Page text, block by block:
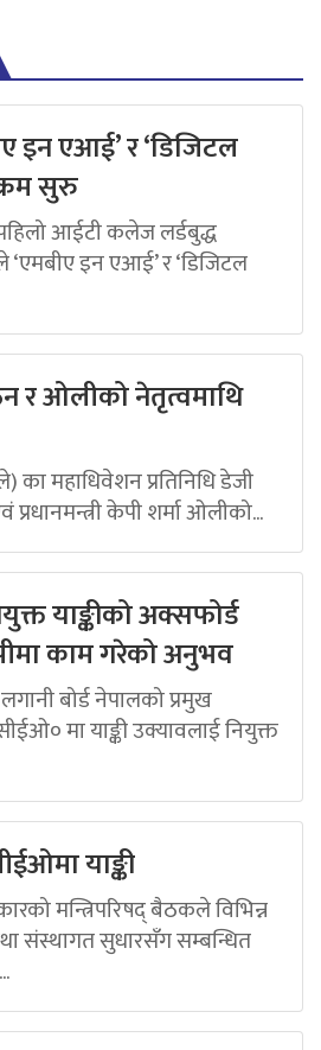
इन एआई’ र ‘डिजिटल
सुरु
आईटी कलेज लर्डबुद्ध
इन एआई’ र ‘डिजिटल
र ओलीको नेतृत्वमाथि
महाधिवेशन प्रतिनिधि डेजी
प्रधानमन्त्री केपी शर्मा ओलीको...
याङ्कीको अक्सफोर्ड
काम गरेको अनुभव
बोर्ड नेपालको प्रमुख
मा याङ्की उक्यावलाई नियुक्त
याङ्की
मन्त्रिपरिषद् बैठकले विभिन्न
संस्थागत सुधारसँग सम्बन्धित